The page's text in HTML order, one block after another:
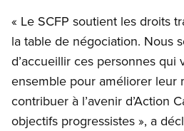
« Le SCFP soutient les droits
la table de négociation. Nous
d’accueillir ces personnes qui
ensemble pour améliorer leur
contribuer à l’avenir d’Action
objectifs progressistes », a